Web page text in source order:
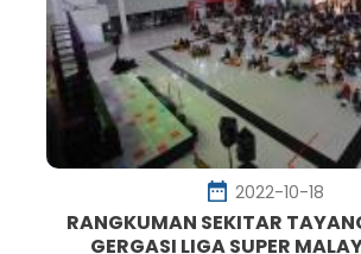
2022-10-18
RANGKUMAN SEKITAR
GERGASI LIGA SUPER